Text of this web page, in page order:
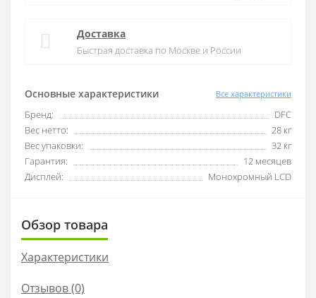
Основные характеристики Все характеристики
Бренд:
DFC
Вес нетто:
28 кг
Вес упаковки:
32 кг
Гарантия:
12 месяцев
Дисплей:
Монохромный LCD
Доставка
Быстрая доставка по Москве и России
Обзор товара
Характеристики
Отзывов (0)